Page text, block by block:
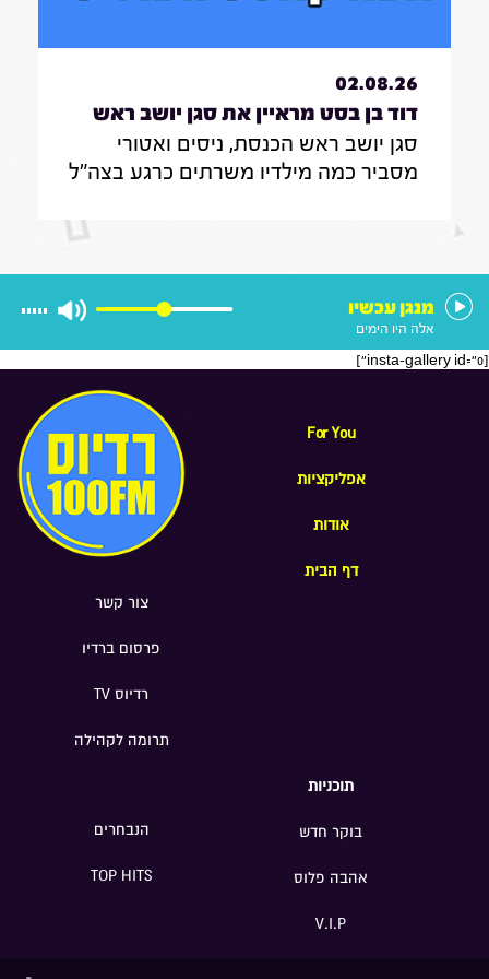
02.08.26
דוד בן בסט מראיין את סגן יושב ראש
הכנסת, ניסים ואטורי|31.7.26
סגן יושב ראש הכנסת, ניסים ואטורי
מסביר כמה מילדיו משרתים כרגע בצה"ל
מנגן עכשיו
אלה היו הימים
[insta-gallery id="0"]
For You
אפליקציות
אודות
דף הבית
צור קשר
פרסום ברדיו
רדיוס TV
תרומה לקהילה
תוכניות
בוקר חדש
אהבה פלוס
V.I.P
הנבחרים
TOP HITS